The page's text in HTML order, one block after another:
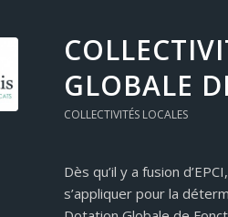
GLOBALE
COLLECTIVITÉS LOCALES
Dès qu’il y a fusion
s’appliquer pour la